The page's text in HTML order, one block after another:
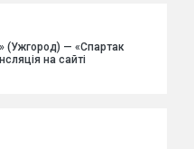
(Ужгород) — «Спартак
на сайті